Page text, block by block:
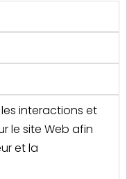
interactions et
le site Web afin
et la